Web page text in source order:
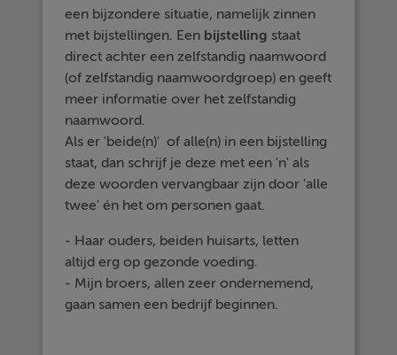
een bijzondere situatie, namelijk zinnen
met bijstellingen. Een bijstelling staat
direct achter een zelfstandig naamwoord
(of zelfstandig naamwoordgroep) en geeft
meer informatie over het zelfstandig
naamwoord.
Als er 'beide(n)' of alle(n) in een bijstelling
staat, dan schrijf je deze met een 'n' als
deze woorden vervangbaar zijn door 'alle
twee' én het om personen gaat.
- Haar ouders, beiden huisarts, letten
altijd erg op gezonde voeding.
- Mijn broers, allen zeer ondernemend,
gaan samen een bedrijf beginnen.